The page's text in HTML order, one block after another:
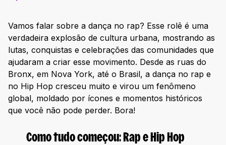
Vamos falar sobre a dança no rap? Esse rolê é uma
verdadeira explosão de cultura urbana, mostrando as
lutas, conquistas e celebrações das comunidades que
ajudaram a criar esse movimento. Desde as ruas do
Bronx, em Nova York, até o Brasil, a dança no rap e
no Hip Hop cresceu muito e virou um fenômeno
global, moldado por ícones e momentos históricos
que você não pode perder. Bora!
Como tudo começou: Rap e Hip Hop